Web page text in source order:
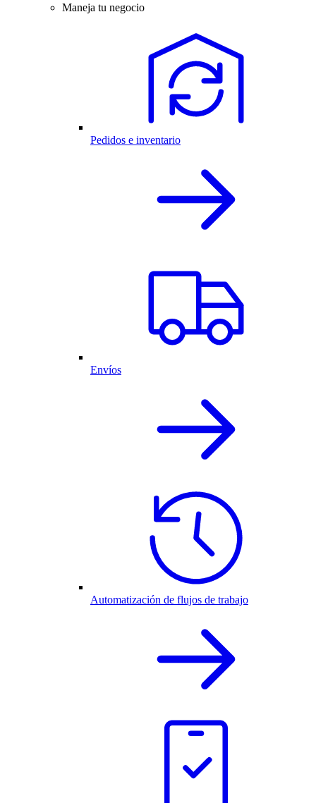
Maneja tu negocio
Pedidos e inventario
Envíos
Automatización de flujos de trabajo